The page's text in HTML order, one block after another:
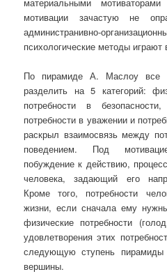
мотивации зачастую не
администранивно-
психологические методы
По пирамиде А. Маслоу все
разделить на 5 категорий:
потребности в
потребности в уважении и
раскрыл взаимосвязь между
поведением. Под
побуждение к действию,
человека, задающий его
Кроме того, потребности
жизни, если сначала ему
физические потребности
удовлетворения этих
следующую ступень
вершины.